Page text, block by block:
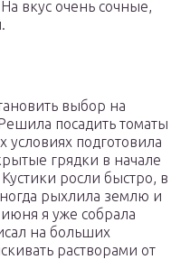
вкус очень сочные,
выбор на
посадить томаты
подготовила
грядки в начале
росли быстро, в
рыхлила землю и
я уже собрала
на больших
растворами от